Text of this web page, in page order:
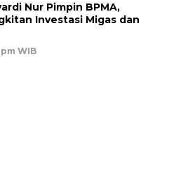
Nur Pimpin BPMA,
Investasi Migas dan
WIB